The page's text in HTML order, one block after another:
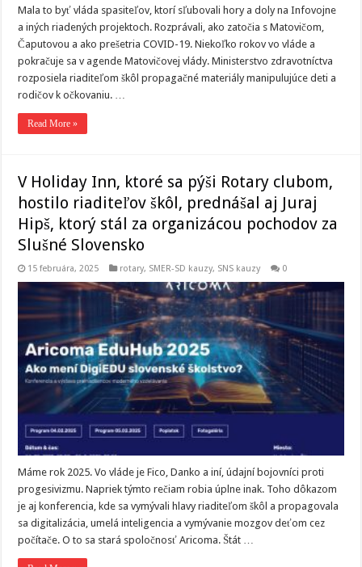
Mala to byť vláda spasiteľov, ktorí sľubovali hory a doly na Infovojne
a iných riadených projektoch. Rozprávali, ako zatočia s Matovičom,
Čaputovou a ako prešetria COVID-19. Niekoľko rokov vo vláde a
pokračuje sa v agende Matovičovej vlády. Ministerstvo zdravotníctva
rozposiela riaditeľom škôl propagačné materiály manipulujúce deti a
rodičov k očkovaniu. …
Read More »
V Holiday Inn, ktoré sa pýši Rotary clubom,
hostilo riaditeľov škôl, prednášal aj Juraj
Hipš, ktorý stál za organizácou pochodov za
Slušné Slovensko
15 februára, 2025 rotary, SMER-SD kauzy, SNS kauzy 0
Máme rok 2025. Vo vláde je Fico, Danko a iní, údajní bojovníci proti
progesivizmu. Napriek týmto rečiam robia úplne inak. Toho dôkazom
je aj konferencia, kde sa vymývali hlavy riaditeľom škôl a propagovala
sa digitalizácia, umelá inteligencia a vymývanie mozgov deťom cez
počítače. O to sa stará spoločnosť Aricoma. Štát …